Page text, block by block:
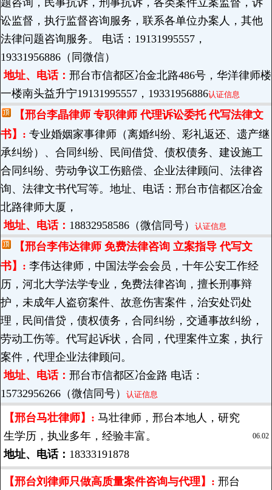
题咨询，民事抗诉，刑事抗诉，各类案件立案监督，诉
讼监督，执行监督咨询服务，联系各单位办案人，其他
法律问题咨询服务。 电话：19131995557，
19331956886（同微信）
地址、电话： 邢台市信都区冶金北路486号，华洋律师楼
一楼南头益升宁19131995557，19331956886认证信息
【邢台李晶律师 专职律师 代理诉讼委托 代写法律文
书】: 专业婚姻家事律师（离婚纠纷、彩礼返还、遗产继
承纠纷）、合同纠纷、民间借贷、债权债务、建设施工
合同纠纷、劳动争议工伤赔偿、企业法律顾问、法律咨
询、法律文书代写等。地址、电话：邢台市信都区冶金
北路律师大厦，
地址、电话： 18832958586（微信同号） 认证信息
【邢台李伟达律师 免费法律咨询 立案指导 代写文
书】: 李伟达律师，中国法学会会员，十年公安工作经
历，河北大学法学专业，免费法律咨询，擅长刑事辩
护，未成年人盗窃案件、故意伤害案件，治安处罚处
理，民间借贷，债权债务，合同纠纷，交通事故纠纷，
劳动工伤等。代写起诉状，合同，代理案件立案，执行
案件，代理企业法律顾问。
地址、电话： 邢台市信都区冶金路 电话：
15732956266（微信同号）
认证信息
【邢台马壮律师】: 马壮律师，邢台本地人，研究
生学历，执业多年，经验丰富。
地址、电话： 18333191878
06.02
【邢台刘律师只做高质量案件咨询与代理】: 邢台